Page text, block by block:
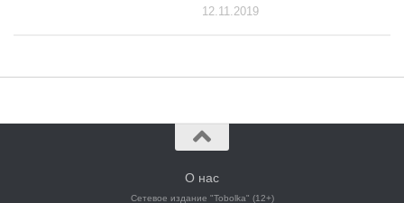
12.11.2019
О нас
Сетевое издание "Tobolka" (12+)